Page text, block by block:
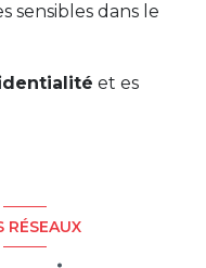
sensibles dans le
et es
RÉSEAUX